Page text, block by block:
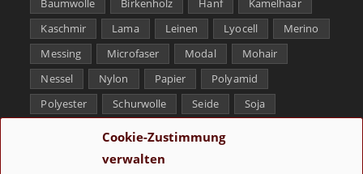
Cookie-Zustimmung
verwalten
Baumwolle
Birkenholz Hanf
Kamelhaar
Kaschmir
Lama Leinen Lyocell
Merino
Messing
Microfaser Modal
Mohair
Nessel
Nylon Papier
Polyamid
Polyester
Schurwolle Seide
Soja
Tencel
Yak